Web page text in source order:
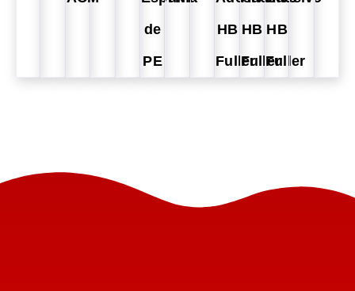
de
PE
HB
Fuller
HB
Fuller
HB
Fuller